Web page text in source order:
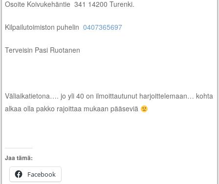
Osoite Koivukehäntie 341 14200 Turenki.
Kilpailutoimiston puhelin 0407365697
Terveisin Pasi Ruotanen
Väliaikatietona…. jo yli 40 on ilmoittautunut harjoittelemaan… kohta
alkaa olla pakko rajoittaa mukaan pääseviä
Jaa tämä:
Facebook